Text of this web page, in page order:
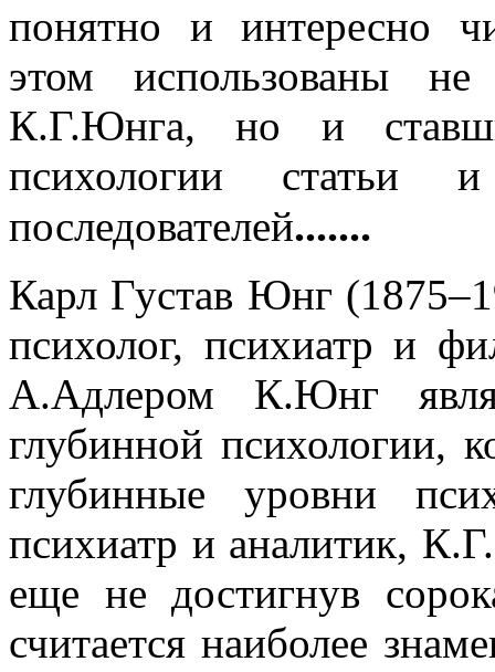
понятно и интересно
этом использованы не
К.Г.Юнга, но и
психологии
последователей.......
Карл Густав Юнг
психолог, психиатр и
А.Адлером К.Юнг
глубинной психологии,
глубинные уровни
психиатр и аналитик,
еще не достигнув
считается наиболее